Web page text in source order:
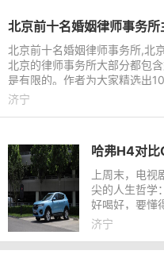
北京前十名婚姻律师事务
北京前十名婚姻律师事务所,北
北京的律师事务所大部分都包
是有限的。作者为大家精选出
内及当事人高度认
济宁
上周末，电
尖的人生哲学
好喝好，要懂
作为这个时代
济宁